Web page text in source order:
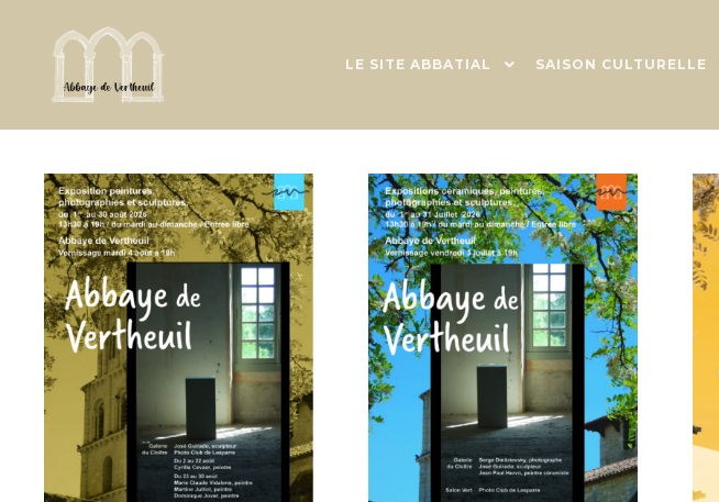
LE SITE ABBATIAL SAISON CULTURELLE